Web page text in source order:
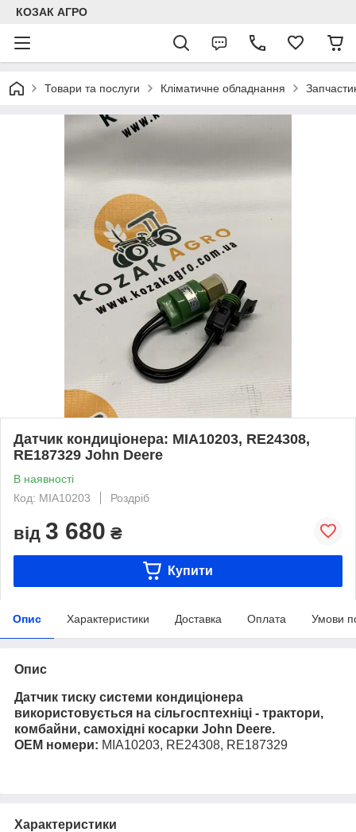
КОЗАК АГРО
Товари та послуги Кліматичне обладнання
Датчик кондиціонера: MIA10203, RE24308,
RE187329 John Deere
В наявності
Код: MIA10203
Роздріб
від 3 680 ₴
Купити
Опис Характеристики Доставка Оплата Умови
Опис
Датчик тиску системи кондиціонера
використовується на сільгосптехніці - трактори,
комбайни, самохідні косарки John Deere.
ОЕМ номери: MIA10203, RE24308, RE187329
Характеристики